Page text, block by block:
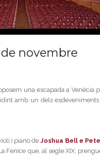
de novembre
una escapada a
amb un dels
i piano deJoshua Bell e
Fenice que, al segle XIX,